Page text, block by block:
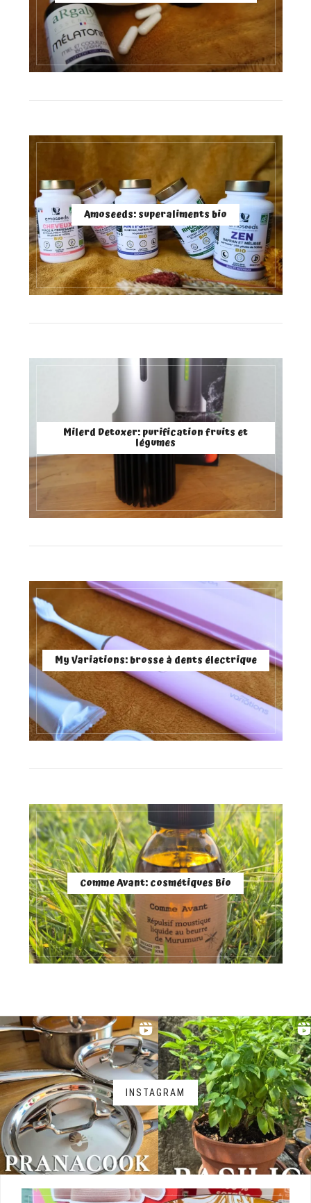
Amoseeds: superaliments bio
Milerd Detoxer: purification fruits et
légumes
My Variations: brosse à dents électrique
Comme Avant: cosmétiques Bio
INSTAGRAM